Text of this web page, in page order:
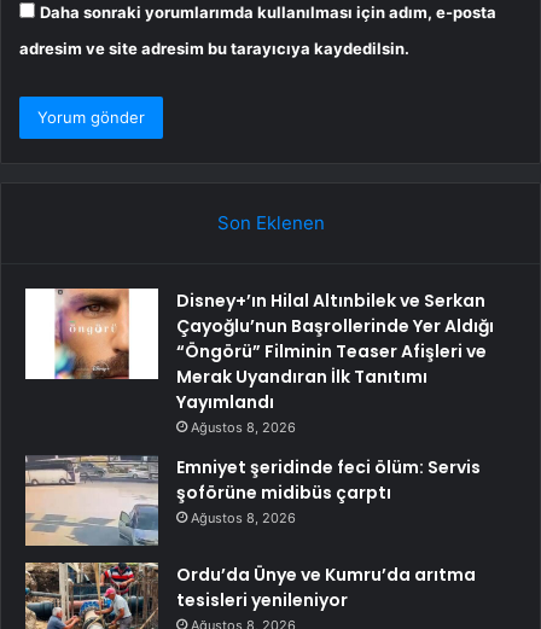
Daha sonraki yorumlarımda kullanılması için adım, e-posta
adresim ve site adresim bu tarayıcıya kaydedilsin.
Son Eklenen
Disney+’ın Hilal Altınbilek ve Serkan
Çayoğlu’nun Başrollerinde Yer Aldığı
“Öngörü” Filminin Teaser Afişleri ve
Merak Uyandıran İlk Tanıtımı
Yayımlandı
Ağustos 8, 2026
Emniyet şeridinde feci ölüm: Servis
şoförüne midibüs çarptı
Ağustos 8, 2026
Ordu’da Ünye ve Kumru’da arıtma
tesisleri yenileniyor
Ağustos 8, 2026